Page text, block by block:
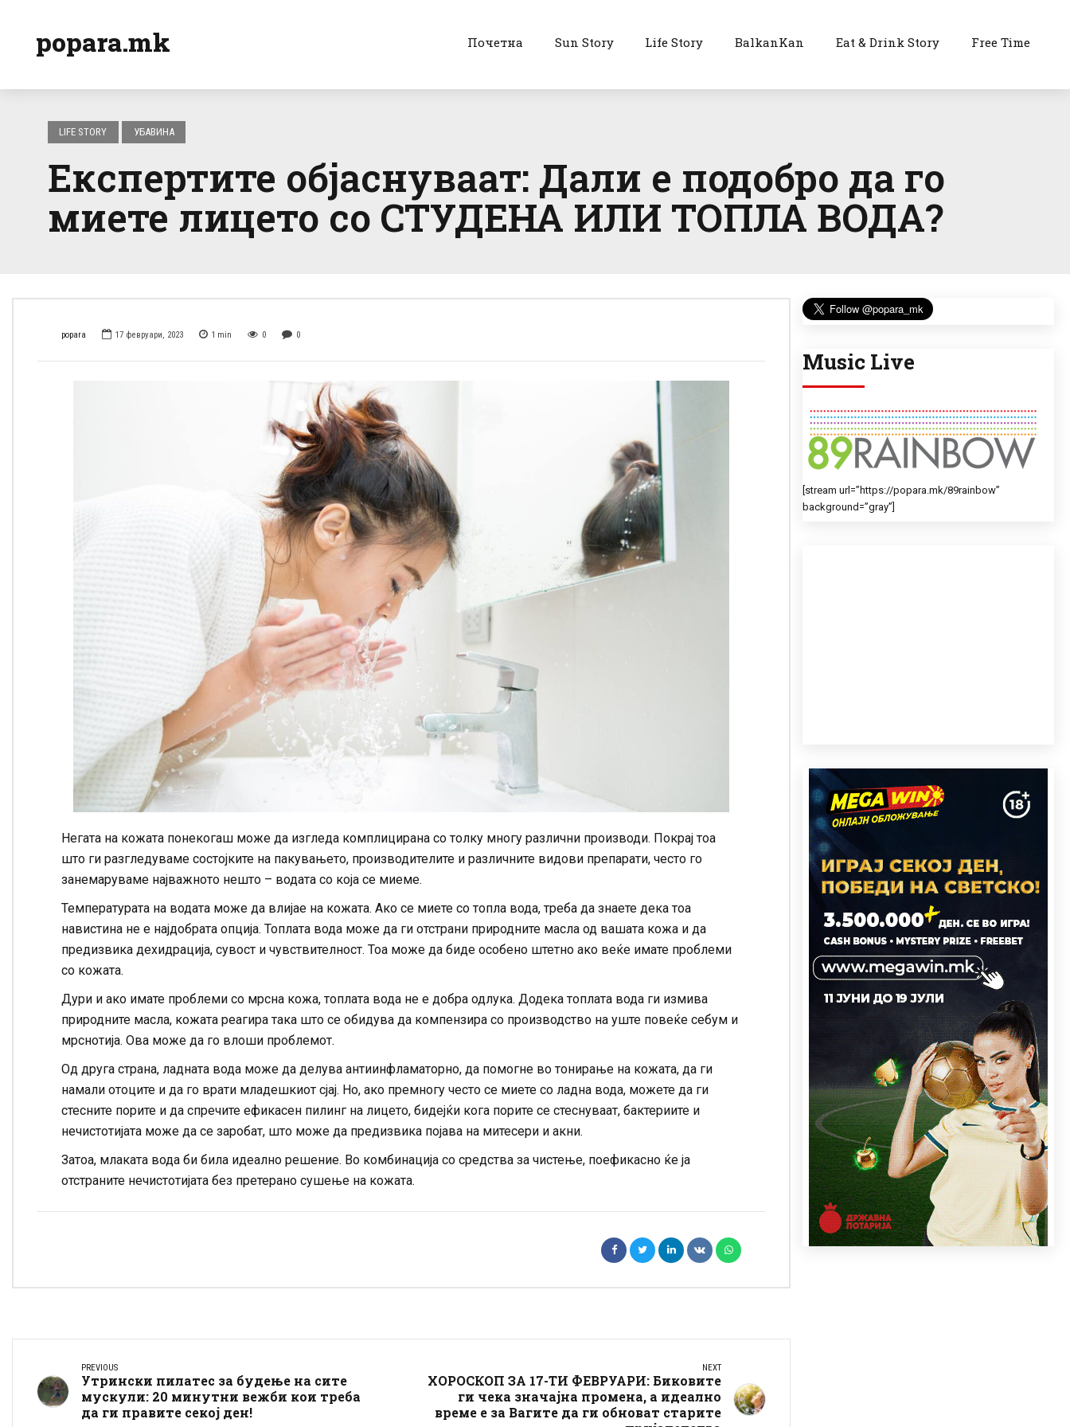
popara.mk Почетна Sun Story Life Story BalkanKan Eat & Drink Story Free Time
LIFE STORY УБАВИНА
Експертите објаснуваат: Дали е подобро да го
миете лицето со СТУДЕНА ИЛИ ТОПЛА ВОДА?
popara 17 февруари, 2023 1 min 0 0
Негата на кожата понекогаш може да изгледа комплицирана со толку многу различни производи. Покрај тоа
што ги разгледуваме состојките на пакувањето, производителите и различните видови препарати, често го
занемаруваме најважното нешто – водата со која се миеме.
Температурата на водата може да влијае на кожата. Ако се миете со топла вода, треба да знаете дека тоа
навистина не е најдобрата опција. Топлата вода може да ги отстрани природните масла од вашата кожа и да
предизвика дехидрација, сувост и чувствителност. Тоа може да биде особено штетно ако веќе имате проблеми
со кожата.
Дури и ако имате проблеми со мрсна кожа, топлата вода не е добра одлука. Додека топлата вода ги измива
природните масла, кожата реагира така што се обидува да компензира со производство на уште повеќе себум и
мрснотија. Ова може да го влоши проблемот.
Од друга страна, ладната вода може да делува антиинфламаторно, да помогне во тонирање на кожата, да ги
намали отоците и да го врати младешкиот сјај. Но, ако премногу често се миете со ладна вода, можете да ги
стесните порите и да спречите ефикасен пилинг на лицето, бидејќи кога порите се стеснуваат, бактериите и
нечистотијата може да се заробат, што може да предизвика појава на митесери и акни.
Затоа, млаката вода би била идеално решение. Во комбинација со средства за чистење, поефикасно ќе ја
отстраните нечистотијата без претерано сушење на кожата.
PREVIOUS
Утрински пилатес за будење на сите
мускули: 20 минутни вежби кои треба
да ги правите секој ден!
NEXT
ХОРОСКОП ЗА 17-ТИ ФЕВРУАРИ: Биковите
ги чека значајна промена, а идеално
време е за Вагите да ги обноват старите
Music Live
[stream url=”https://popara.mk/89rainbow”
background=”gray”]